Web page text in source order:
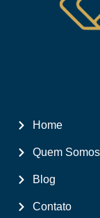
Home
Quem Somos
Blog
Contato